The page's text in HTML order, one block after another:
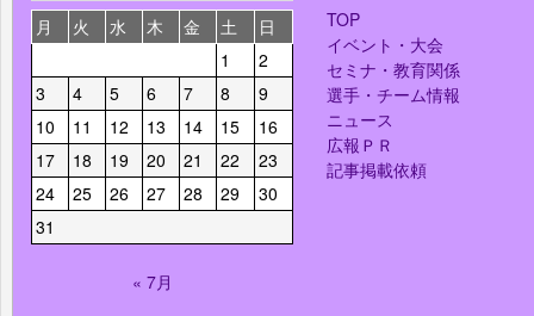
月
火 水 木 金 土
日
1
2
3
4 5 6 7 8
9
10
11 12 13 14 15
16
17
18 19 20 21 22
23
24
25 26 27 28 29
30
31
« 7月
TOP
イベント・大会
セミナ・教育関係
選手・チーム情報
ニュース
広報ＰＲ
記事掲載依頼